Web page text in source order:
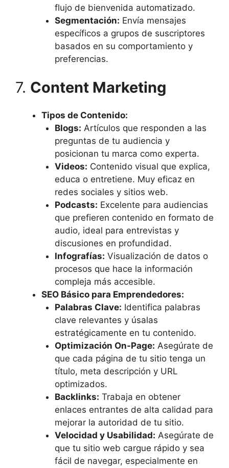
flujo de bienvenida automatizado.
Segmentación: Envía mensajes
específicos a grupos de suscriptores
basados en su comportamiento y
preferencias.
7. Content Marketing
Tipos de Contenido:
Blogs: Artículos que responden a las
preguntas de tu audiencia y
posicionan tu marca como experta.
Videos: Contenido visual que explica,
educa o entretiene. Muy eficaz en
redes sociales y sitios web.
Podcasts: Excelente para audiencias
que prefieren contenido en formato de
audio, ideal para entrevistas y
discusiones en profundidad.
Infografías: Visualización de datos o
procesos que hace la información
compleja más accesible.
SEO Básico para Emprendedores:
Palabras Clave: Identifica palabras
clave relevantes y úsalas
estratégicamente en tu contenido.
Optimización On-Page: Asegúrate de
que cada página de tu sitio tenga un
título, meta descripción y URL
optimizados.
Backlinks: Trabaja en obtener
enlaces entrantes de alta calidad para
mejorar la autoridad de tu sitio.
Velocidad y Usabilidad: Asegúrate de
que tu sitio web cargue rápido y sea
fácil de navegar, especialmente en